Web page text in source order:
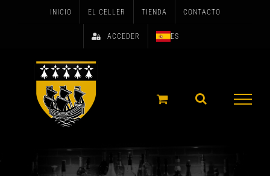
INICIO EL CELLER TIENDA CONTACTO
ACCEDER ES